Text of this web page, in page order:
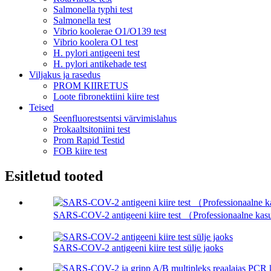
Salmonella typhi test
Salmonella test
Vibrio koolerae O1/O139 test
Vibrio koolera O1 test
H. pylori antigeeni test
H. pylori antikehade test
Viljakus ja rasedus
PROM KIIRETUS
Loote fibronektiini kiire test
Teised
Seenfluorestsentsi värvimislahus
Prokaaltsitoniini test
Prom Rapid Testid
FOB kiire test
Esitletud tooted
SARS-COV-2 antigeeni kiire test （Professionaalne
SARS-COV-2 antigeeni kiire test sülje jaoks